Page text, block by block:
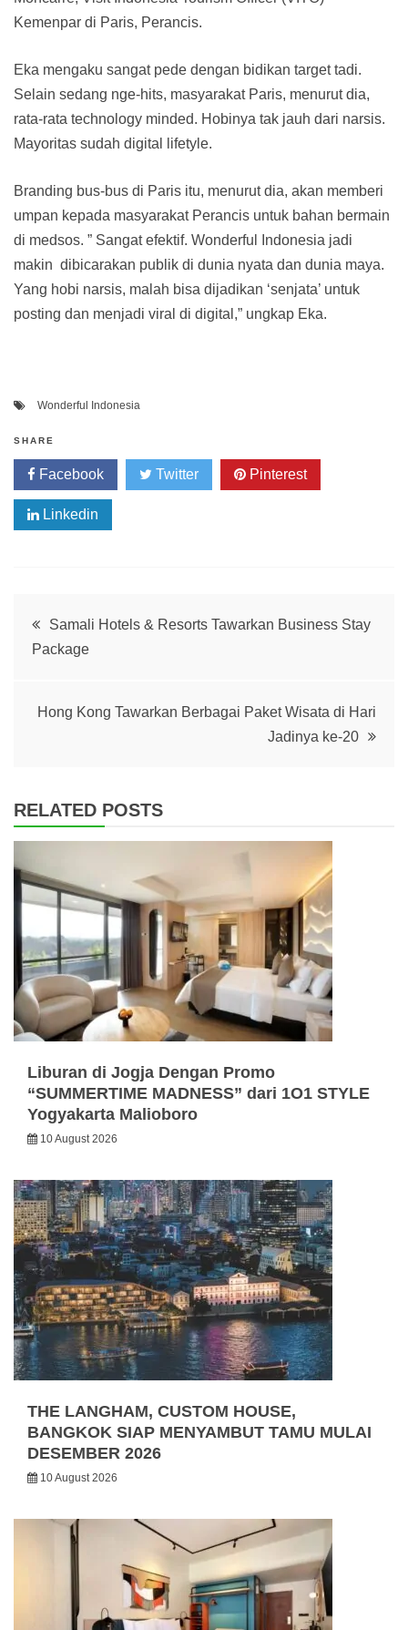
Kemenpar di Paris, Perancis.
Eka mengaku sangat pede dengan bidikan target tadi.
Selain sedang nge-hits, masyarakat Paris, menurut dia,
rata-rata technology minded. Hobinya tak jauh dari narsis.
Mayoritas sudah digital lifetyle.
Branding bus-bus di Paris itu, menurut dia, akan memberi
umpan kepada masyarakat Perancis untuk bahan bermain
di medsos. ” Sangat efektif. Wonderful Indonesia jadi
makin dibicarakan publik di dunia nyata dan dunia maya.
Yang hobi narsis, malah bisa dijadikan ‘senjata’ untuk
posting dan menjadi viral di digital,” ungkap Eka.
Wonderful Indonesia
SHARE
Facebook Twitter Pinterest
Linkedin
Post
navigation
Samali Hotels & Resorts Tawarkan Business Stay
Package
Hong Kong Tawarkan Berbagai Paket Wisata di Hari
Jadinya ke-20
RELATED POSTS
Liburan di Jogja Dengan Promo
“SUMMERTIME MADNESS” dari 1O1 STYLE
Yogyakarta Malioboro
10 August 2026
THE LANGHAM, CUSTOM HOUSE,
BANGKOK SIAP MENYAMBUT TAMU MULAI
DESEMBER 2026
10 August 2026